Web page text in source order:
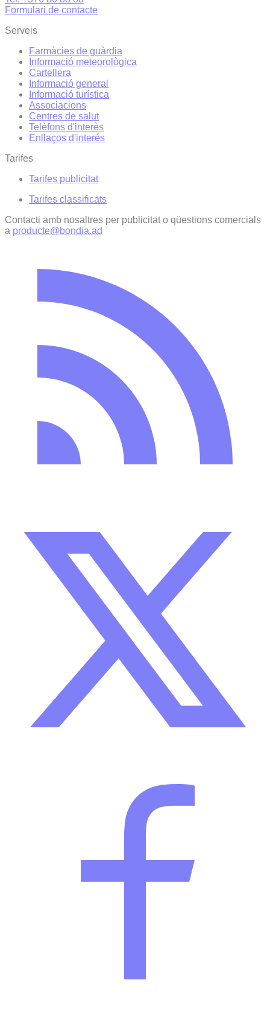
Formulari de contacte
Serveis
Farmàcies de guàrdia
Informació meteorològica
Cartellera
Informació general
Informació turística
Associacions
Centres de salut
Telèfons d'interès
Enllaços d'interés
Tarifes
Tarifes publicitat
Tarifes classificats
Contacti amb nosaltres per publicitat o qüestions comercials
a producte@bondia.ad